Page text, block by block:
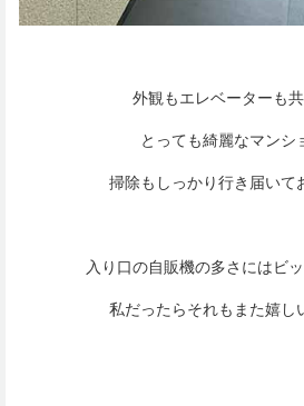
外観もエレベーターも共
とっても綺麗なマンシ
掃除もしっかり行き届いて
入り口の自販機の多さにはビ
私だったらそれもまた嬉